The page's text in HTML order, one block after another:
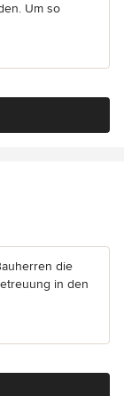
Um so
die
in den